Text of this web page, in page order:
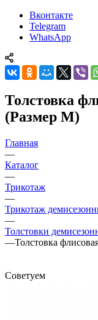
Вконтакте
Telegram
WhatsApp
Толстовка
(Размер M)
Главная
—
Каталог
—
Трикотаж
—
Трикотаж
—
Толстовки
—Толстовка
Советуем